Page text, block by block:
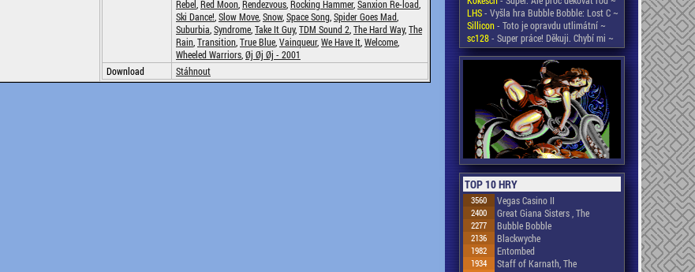
Rebel Red Moon Rendezvous Rocking Hammer, Sanxion Re-load
Ski Dance! Slow Move Snow, Space Song Spider Goes Mad
Suburbia Syndrome Take It Guy, TDM Sound 2 The Hard Way, The
Rain Transition True Blue Vainqueur, We Have It Welcome
Wheeled Warriors Øj Øj Øj - 2001
Download
Stáhnout
LHS- Vyšla hra Bubble Bobble: Lost C ~
Sillicon- Toto je opravdu utlimátní ~
sc128- Super práce! Děkuji. Chybí mi ~
TOP 10 HRY
3560 Vegas Casino II
2400 Great Giana Sisters , The
2277 Bubble Bobble
2136 Blackwyche
1982 Entombed
1934 Staff of Karnath, The